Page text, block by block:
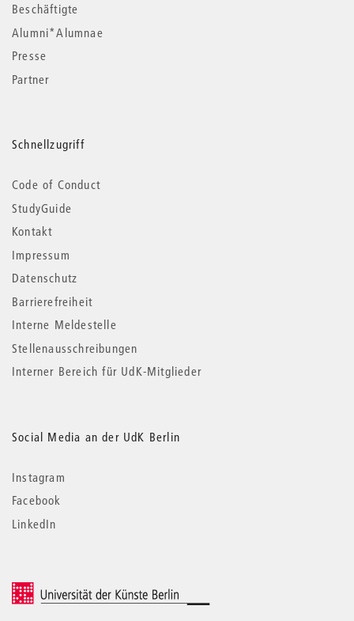
Beschäftigte
Alumni*Alumnae
Presse
Partner
Schnellzugriff
Code of Conduct
StudyGuide
Kontakt
Impressum
Datenschutz
Barrierefreiheit
Interne Meldestelle
Stellenausschreibungen
Interner Bereich für UdK-Mitglieder
Social Media an der UdK Berlin
Instagram
Facebook
LinkedIn
© 2026 Universität der Künste Berlin